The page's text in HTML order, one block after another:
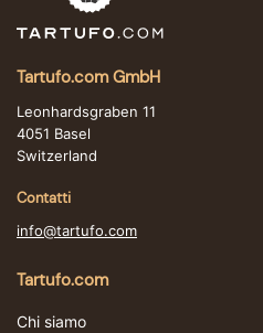
Tartufo.com GmbH
Leonhardsgraben 11
4051 Basel
Switzerland
Contatti
info@tartufo.com
Tartufo.com
Chi siamo